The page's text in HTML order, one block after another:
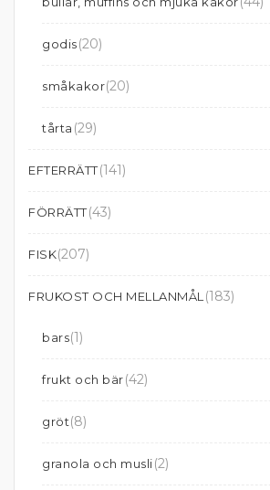
godis(20)
småkakor(20)
tårta (29)
EFTERRÄTT(141)
FÖRRÄTT(43)
FISK(207)
FRUKOST OCH MELLANMÅL (183)
bars(1)
frukt och bär(42)
gröt(8)
granola och musli(2)